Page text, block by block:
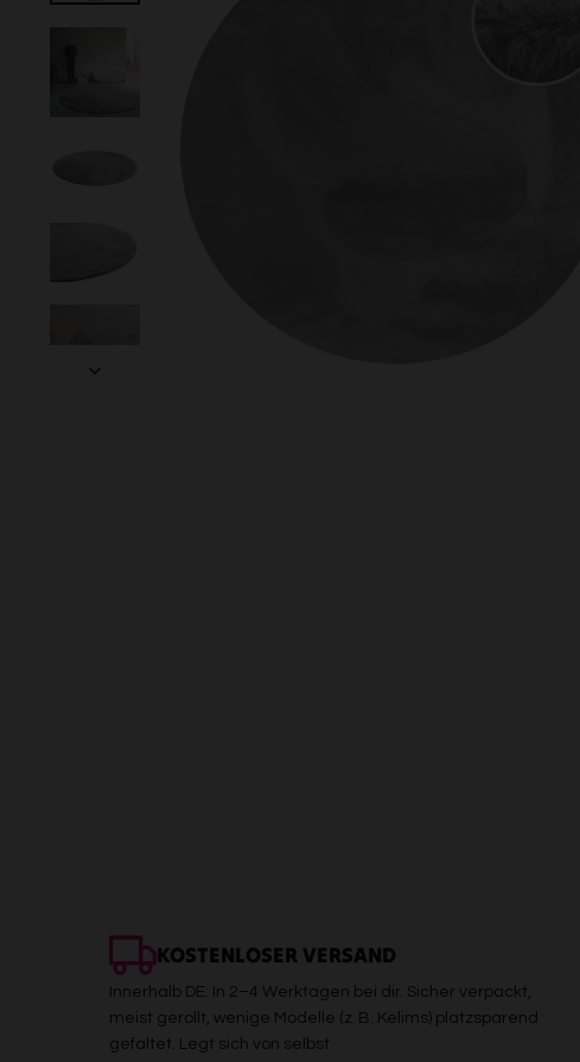
KOSTENLOSER VERSAND
Innerhalb DE: In 2–4 Werktagen bei dir. Sicher verpackt,
meist gerollt, wenige Modelle (z. B. Kelims) platzsparend
gefaltet. Legt sich von selbst